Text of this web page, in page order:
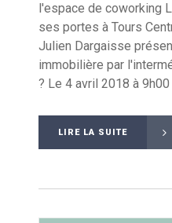
l'espace de coworking
ses portes à Tours
Julien Dargaisse
immobilière par
? Le 4 avril 2018 à 9h00
LIRE LA SUITE